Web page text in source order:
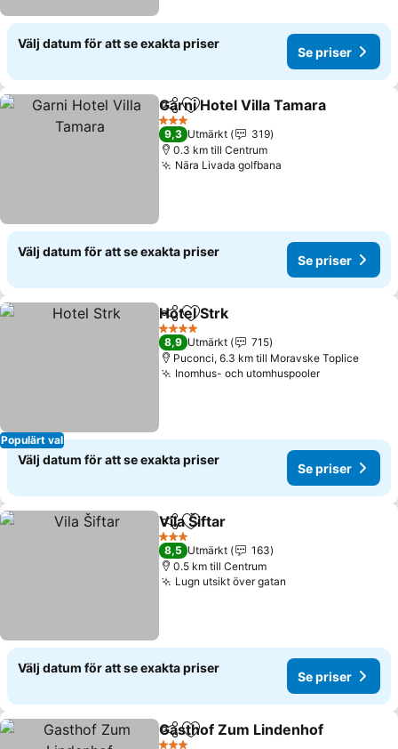
Välj datum för att se exakta priser
Se priser
Dela Lägg till i Mina Favoriter
Garni Hotel Villa Tamara
3 Stjärnor
9,3 Utmärkt
319
0.3 km till Centrum
Nära Livada golfbana
Välj datum för att se exakta priser
Se priser
Populärt val
Dela Lägg till i Mina Favoriter
Hotel Strk
4 Stjärnor
8,9 Utmärkt
715
Puconci, 6.3 km till Moravske Toplice
Inomhus- och utomhuspoolerSe priser
Välj datum för att se exakta priser
Se priser
Dela Lägg till i Mina Favoriter
Vila Šiftar
3 Stjärnor
8,5 Utmärkt
163
0.5 km till Centrum
Lugn utsikt över gatan
Välj datum för att se exakta priser
Se priser
Dela Lägg till i Mina Favoriter
Gasthof Zum Lindenhof